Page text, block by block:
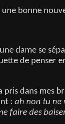
bonne
dame se
de penser
dans mes
: ah non tu ne
faire des